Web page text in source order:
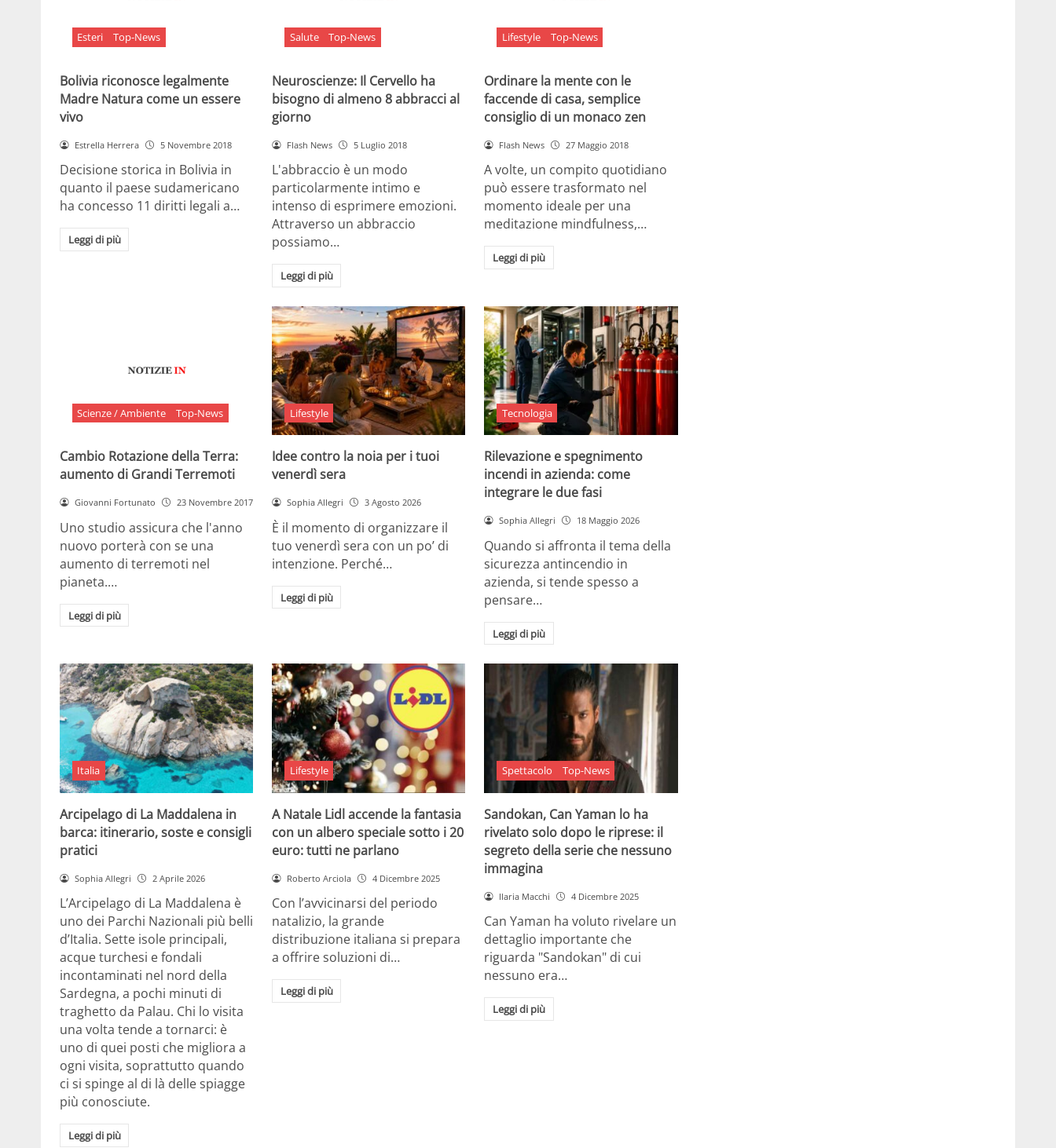
Esteri Top-News
Bolivia riconosce legalmente
Madre Natura come un essere
vivo
Estrella Herrera 5 Novembre 2018
Decisione storica in Bolivia in
quanto il paese sudamericano
ha concesso 11 diritti legali a…
Leggi di più
Salute Top-News
Neuroscienze: Il Cervello ha
bisogno di almeno 8 abbracci al
giorno
Flash News 5 Luglio 2018
L'abbraccio è un modo
particolarmente intimo e
intenso di esprimere emozioni.
Attraverso un abbraccio
possiamo…
Leggi di più
Lifestyle Top-News
Ordinare la mente con le
faccende di casa, semplice
consiglio di un monaco zen
Flash News 27 Maggio 2018
A volte, un compito quotidiano
può essere trasformato nel
momento ideale per una
meditazione mindfulness,…
Leggi di più
Scienze / Ambiente Top-News
Cambio Rotazione della Terra:
aumento di Grandi Terremoti
Giovanni Fortunato 23 Novembre 2017
Uno studio assicura che l'anno
nuovo porterà con se una
aumento di terremoti nel
pianeta.…
Leggi di più
Lifestyle
Idee contro la noia per i tuoi
venerdì sera
Sophia Allegri 3 Agosto 2026
È il momento di organizzare il
tuo venerdì sera con un po’ di
intenzione. Perché…
Leggi di più
Tecnologia
Rilevazione e spegnimento
incendi in azienda: come
integrare le due fasi
Sophia Allegri 18 Maggio 2026
Quando si affronta il tema della
sicurezza antincendio in
azienda, si tende spesso a
pensare…
Leggi di più
Italia
Arcipelago di La Maddalena in
barca: itinerario, soste e consigli
pratici
Sophia Allegri 2 Aprile 2026
L’Arcipelago di La Maddalena è
uno dei Parchi Nazionali più belli
d’Italia. Sette isole principali,
acque turchesi e fondali
incontaminati nel nord della
Sardegna, a pochi minuti di
traghetto da Palau. Chi lo visita
una volta tende a tornarci: è
uno di quei posti che migliora a
ogni visita, soprattutto quando
ci si spinge al di là delle spiagge
più conosciute.
Leggi di più
Lifestyle
A Natale Lidl accende la fantasia
con un albero speciale sotto i 20
euro: tutti ne parlano
Roberto Arciola 4 Dicembre 2025
Con l’avvicinarsi del periodo
natalizio, la grande
distribuzione italiana si prepara
a offrire soluzioni di…
Leggi di più
Spettacolo Top-News
Sandokan, Can Yaman lo ha
rivelato solo dopo le riprese: il
segreto della serie che nessuno
immagina
Ilaria Macchi 4 Dicembre 2025
Can Yaman ha voluto rivelare un
dettaglio importante che
riguarda "Sandokan" di cui
nessuno era…
Leggi di più